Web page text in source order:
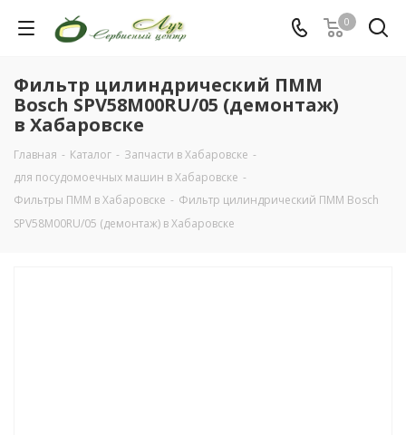
0
Фильтр цилиндрический ПММ
Bosch SPV58M00RU/05 (демонтаж)
в Хабаровске
Главная - Каталог - Запчасти в Хабаровске -
для посудомоечных машин в Хабаровске -
Фильтры ПММ в Хабаровске - Фильтр цилиндрический ПММ Bosch
SPV58M00RU/05 (демонтаж) в Хабаровске